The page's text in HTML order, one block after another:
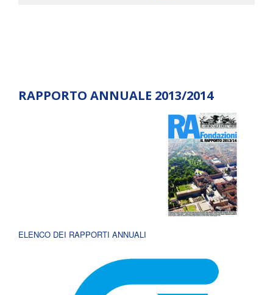
RAPPORTO ANNUALE 2013/2014
ELENCO DEI RAPPORTI ANNUALI